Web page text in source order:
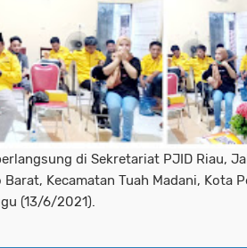
di Sekretariat PJID Riau,
Kecamatan Tuah Madani, Kota
(13/6/2021).